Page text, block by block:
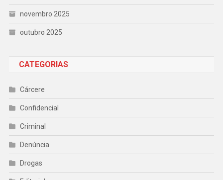
novembro 2025
outubro 2025
CATEGORIAS
Cárcere
Confidencial
Criminal
Denúncia
Drogas